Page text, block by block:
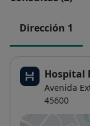
Dirección 1
Hospital
Avenida
45600